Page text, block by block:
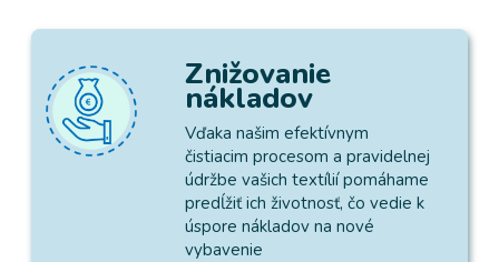
Znižovanie
nákladov
Vďaka našim efektívnym
čistiacim procesom a pravidelnej
údržbe vašich textílií pomáhame
predĺžiť ich životnosť, čo vedie k
úspore nákladov na nové
vybavenie